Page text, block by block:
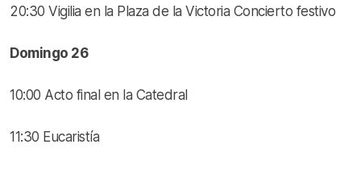
20:30 Vigilia en la Plaza de la Victoria Concierto festivo
Domingo 26
10:00 Acto final en la Catedral
11:30 Eucaristía